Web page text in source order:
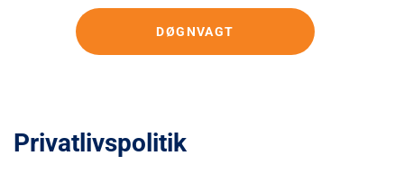
DØGNVAGT
Privatlivspolitik